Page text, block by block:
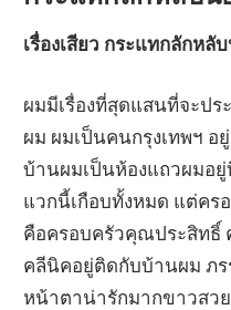
เรื่องเสียว กระแทกลักหลั
ผมมีเรื่องที่สุดแสนที่จะป
ผม ผมเป็นคนกรุงเทพฯ อ
บ้านผมเป็นห้องแถวผมอ
แวกนี้เกือบทั้งหมด แต่ค
คือครอบครัวคุณประสิทธิ์
คลีนิคอยู่ติดกับบ้านผม ภ
หน้าตาน่ารักมากขาวสว